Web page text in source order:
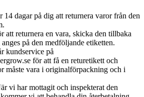
14 dagar på dig att returnera varor från den
att returnera en vara, skicka den tillbaka
på den medföljande etiketten.
kundservice på
för att få en returetikett och
måste vara i originalförpackning och i
vi har mottagit och inspekterat den